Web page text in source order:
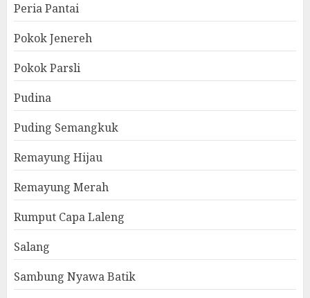
Peria Pantai
Pokok Jenereh
Pokok Parsli
Pudina
Puding Semangkuk
Remayung Hijau
Remayung Merah
Rumput Capa Laleng
Salang
Sambung Nyawa Batik